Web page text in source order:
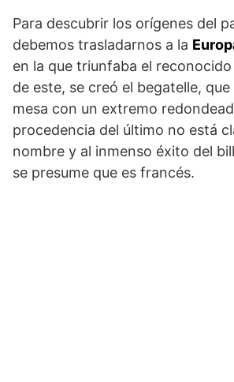
Para descubrir los orígenes del
debemos trasladarnos a la
en la que triunfaba el
de este, se creó el begatelle, que
mesa con un extremo
procedencia del último no está
nombre y al inmenso éxito del
se presume que es francés.